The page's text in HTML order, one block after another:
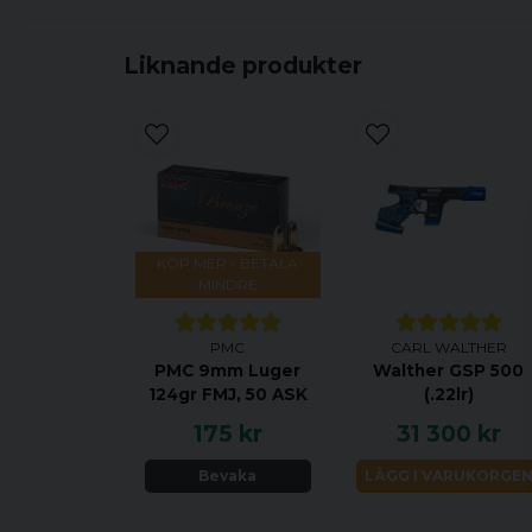
Liknande produkter
KÖP MER - BETALA
MINDRE
PMC
PMC 9mm Luger
124gr FMJ, 50 ASK
175 kr
Bevaka
CARL WALTHER
Walther GSP 500
(.22lr)
31 300 kr
LÄGG I VARUKORGEN